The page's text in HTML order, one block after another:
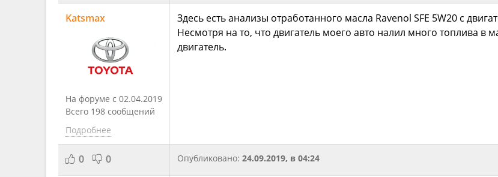
Katsmax
На форуме с 02.04.2019
Всего 198 сообщений
Подробнее
Здесь есть анализы отработанного масла Ravenol SFE 5W20 c
Несмотря на то, что двигатель моего авто налил много топлива
двигатель.
0 0 Опубликовано: 24.09.2019, в 04:24